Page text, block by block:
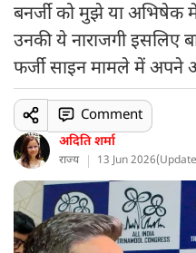
बनर्जी को मुझे या अभिषेक
उनकी ये नाराजगी इसलिए
फर्जी साइन मामले में अपने
अदिति शर्मा
राज्य 13 Jun 2026(
Comment